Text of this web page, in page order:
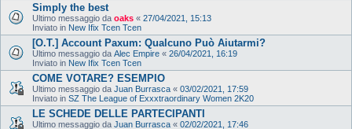
Simply the best
Ultimo messaggio da oaks « 27/04/2021, 15:13
Inviato in New Ifix Tcen Tcen
[O.T.] Account Paxum: Qualcuno Può Aiutarmi?
Ultimo messaggio da Alec Empire « 26/04/2021, 16:19
Inviato in New Ifix Tcen Tcen
COME VOTARE? ESEMPIO
Ultimo messaggio da Juan Burrasca « 03/02/2021, 17:59
Inviato in SZ The League of Exxxtraordinary Women 2K20
LE SCHEDE DELLE PARTECIPANTI
Ultimo messaggio da Juan Burrasca « 02/02/2021, 17:46